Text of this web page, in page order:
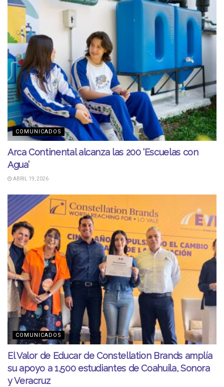
COMUNICADOS
Arca Continental alcanza las 200 ‘Escuelas con
Agua’
ABRIL 19, 2026
COMUNICADOS
El Valor de Educar de Constellation Brands amplía
su apoyo a 1,500 estudiantes de Coahuila, Sonora
y Veracruz